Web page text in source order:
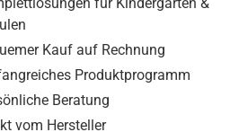
Kauf auf Rechnung
Produktprogramm
Beratung
vom Hersteller